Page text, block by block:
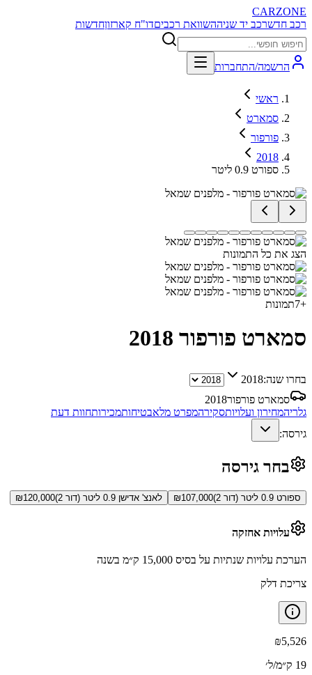
CARZONE
רכב חדשרכב יד שניההשוואת רכביםדו"ח קארזוןחדשות
הרשמה/התחברות
ראשי
סמארט
פורפור
2018
ספורט 0.9 ליטר
הצג את כל התמונות
+
7תמונות
סמארט פורפור 2018
בחרו שנה:2018
סמארט פורפור2018
גלריהמחירון ועלויותסקירהמפרט מלאבטיחותמכירותחוות דעת
גירסה:
בחר גירסה
ספורט 0.9 ליטר (דור 2) ₪107,000 לאנצ' אדישן 0.9 ליטר (דור 2) ₪120,000
עלויות אחזקה
הערכת עלויות שנתיות על בסיס 15,000 ק״מ בשנה
צריכת דלק
₪5,526
19 ק״מ/ל׳